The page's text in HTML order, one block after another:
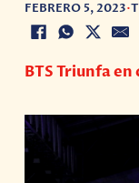
FEBRERO 5, 2023•
BTS Triunfa en